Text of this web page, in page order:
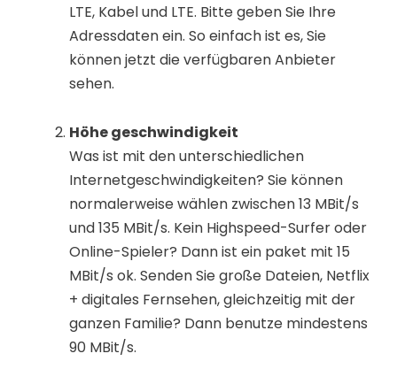
LTE, Kabel und LTE. Bitte geben Sie Ihre
Adressdaten ein. So einfach ist es, Sie
können jetzt die verfügbaren Anbieter
sehen.
Höhe geschwindigkeit
Was ist mit den unterschiedlichen
Internetgeschwindigkeiten? Sie können
normalerweise wählen zwischen 13 MBit/s
und 135 MBit/s. Kein Highspeed-Surfer oder
Online-Spieler? Dann ist ein paket mit 15
MBit/s ok. Senden Sie große Dateien, Netflix
+ digitales Fernsehen, gleichzeitig mit der
ganzen Familie? Dann benutze mindestens
90 MBit/s.